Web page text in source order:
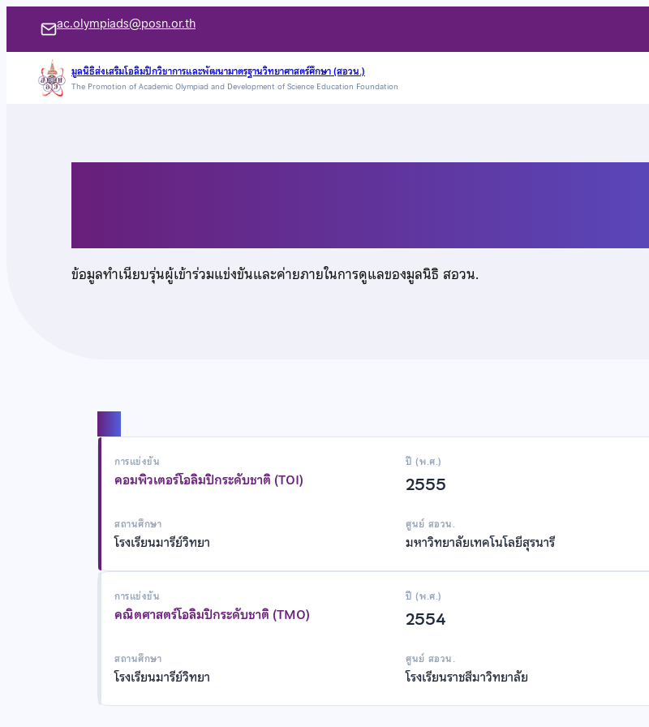
เนื้อหา
ac.olympiads@posn.or.th
มูลนิธิส่งเสริมโอลิมปิกวิชาการและพัฒนามาตรฐานวิทยาศาสตร์ศึกษา (สอวน.)
The Promotion of Academic Olympiad and Development of Science Education Foundation
ข้อมูลทำเนียบรุ่นผู้เข้าร่วมแข่งขันและค่ายภายในการดูแลของมูลนิธิ สอวน.
การแข่งขัน
คอมพิวเตอร์โอลิมปิกระดับชาติ (TOI)
ปี (พ.ศ.)
2555
สถานศึกษา
โรงเรียนมารีย์วิทยา
ศูนย์ สอวน.
มหาวิทยาลัยเทคโนโลยีสุรนารี
การแข่งขัน
คณิตศาสตร์โอลิมปิกระดับชาติ (TMO)
ปี (พ.ศ.)
2554
สถานศึกษา
โรงเรียนมารีย์วิทยา
ศูนย์ สอวน.
โรงเรียนราชสีมาวิทยาลัย